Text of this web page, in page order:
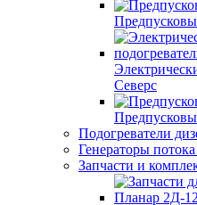
Северс
Подогреватели
Генераторы
Запчасти и